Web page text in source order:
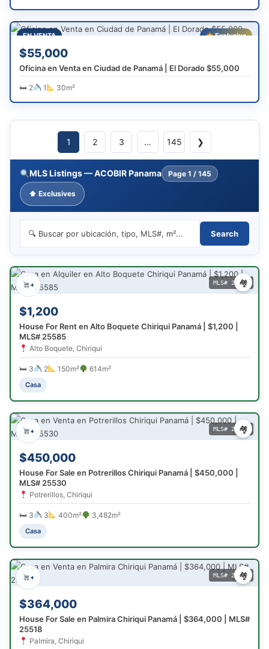
EN VENTA Exclusiva
$55,000
Oficina en Venta en Ciudad de Panamá | El Dorado $55,000
🛏 2 1 30m²
1 2 3 … 145 ❯
MLS Listings — ACOBIR Panama Page1 / 145
⬆ Exclusives
Search
MLS# 25585
🏘
$1,200
House For Rent en Alto Boquete Chiriqui Panamá | $1,200 |
MLS# 25585
Alto Boquete, Chiriqui
🛏 3 2 150m² 614m²
Casa
+
MLS# 25530
🏘
$450,000
House For Sale en Potrerillos Chiriqui Panamá | $450,000 |
MLS# 25530
Potrerillos, Chiriqui
🛏 3 3 400m² 3,482m²
Casa
+
MLS# 25518
🏘
$364,000
House For Sale en Palmira Chiriqui Panamá | $364,000 | MLS#
25518
Palmira, Chiriqui
+